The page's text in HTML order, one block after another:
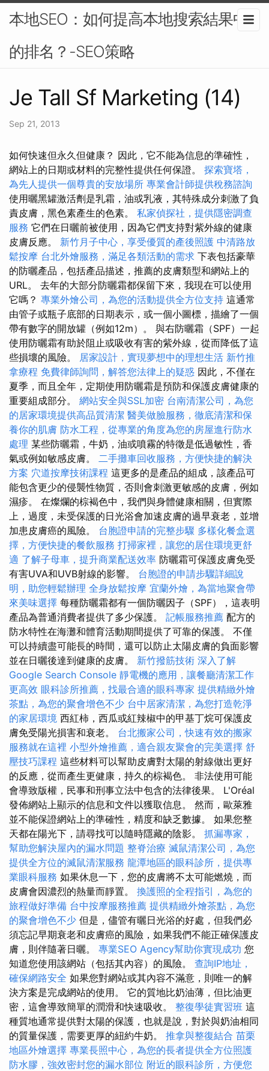
本地SEO：如何提高本地搜索結果中
的排名？-SEO策略
Je Tall Sf Marketing (14)
Sep 21, 2013
如何快速但永久但健康？ 因此，它不能為信息的準確性，
網站上的日期或材料的完整性提供任何保證。 探索寶塔，
為先人提供一個尊貴的安放場所 專業會計師提供稅務諮詢
使用曬黑罐激活劑是乳霜，油或乳液，其特殊成分刺激了負
責皮膚，黑色素產生的色素。 私家偵探社，提供隱密調查
服務 它們在日曬前被使用，因為它們支持對紫外線的健康
皮膚反應。 新竹月子中心，享受優質的產後照護 中清路放
鬆按摩 台北外燴服務，滿足各類活動的需求 下表包括豪華
的防曬產品，包括產品描述，推薦的皮膚類型和網站上的
URL。 去年的大部分防曬霜都保留下來，我現在可以使用
它嗎？ 專業外燴公司，為您的活動提供全方位支持 這通常
由管子或瓶子底部的日期表示，或一個小圖標，描繪了一個
帶有數字的開放罐（例如12m）。 與右防曬霜（SPF）一起
使用防曬霜有助於阻止或吸收有害的紫外線，從而降低了這
些損壞的風險。 居家設計，實現夢想中的理想生活 新竹推
拿療程 免費律師詢問，解答您法律上的疑惑 因此，不僅在
夏季，而且全年，定期使用防曬霜是預防和保護皮膚健康的
重要組成部分。 網站安全與SSL加密 台南清潔公司，為您
的居家環境提供高品質清潔 醫美做臉服務，徹底清潔和保
養你的肌膚 防水工程，從專業的角度為您的房屋進行防水
處理 某些防曬霜，牛奶，油或噴霧的特徵是低過敏性，香
氣或例如敏感皮膚。 二手攤車回收服務，方便快捷的解決
方案 穴道按摩技術課程 這更多的是產品的組成，該產品可
能包含更少的侵襲性物質，否則會刺激更敏感的皮膚，例如
濕疹。 在燦爛的棕褐色中，我們與身體健康相關，但實際
上，過度，未受保護的日光浴會加速皮膚的過早衰老，並增
加患皮膚癌的風險。 台胞證申請的完整步驟 多樣化餐盒選
擇，方便快捷的餐飲服務 打掃家裡，讓您的居住環境更舒
適 了解子母車，提升商業配送效率 防曬霜可保護皮膚免受
有害UVA和UVB射線的影響。 台胞證的申請步驟詳細說
明，助您輕鬆辦理 全身放鬆按摩 宜蘭外燴，為當地聚會帶
來美味選擇 每種防曬霜都有一個防曬因子（SPF），這表明
產品為普通消費者提供了多少保護。 記帳服務推薦 配方的
防水特性在海灘和體育活動期間提供了可靠的保護。 不僅
可以持續盡可能長的時間，還可以防止太陽皮膚的負面影響
並在日曬後達到健康的皮膚。 新竹撥筋技術 深入了解
Google Search Console 靜電機的應用，讓餐廳清潔工作
更高效 眼科診所推薦，找最合適的眼科專家 提供精緻外燴
茶點，為您的聚會增色不少 台中居家清潔，為您打造乾淨
的家居環境 西紅柿，西瓜或紅辣椒中的甲基丁烷可保護皮
膚免受陽光損害和衰老。 台北搬家公司，快速有效的搬家
服務就在這裡 小型外燴推薦，適合親友聚會的完美選擇 舒
壓技巧課程 這些材料可以幫助皮膚對太陽的射線做出更好
的反應，從而產生更健康，持久的棕褐色。 非法使用可能
會導致版權，民事和刑事立法中包含的法律後果。 L'Oréal
發佈網站上顯示的信息和文件以獲取信息。 然而，歐萊雅
並不能保證網站上的準確性，精度和缺乏數據。 如果您整
天都在陽光下，請尋找可以隨時隱藏的陰影。 抓漏專家，
幫助您解決屋內的漏水問題 整脊治療 滅鼠清潔公司，為您
提供全方位的滅鼠清潔服務 龍潭地區的眼科診所，提供專
業眼科服務 如果休息一下，您的皮膚將不太可能燃燒，而
皮膚會因濃烈的熱量而靜置。 換護照的全程指引，為您的
旅程做好準備 台中按摩服務推薦 提供精緻外燴茶點，為您
的聚會增色不少 但是，儘管有曬日光浴的好處，但我們必
須忘記早期衰老和皮膚癌的風險，如果我們不能正確保護皮
膚，則伴隨著日曬。 專業SEO Agency幫助你實現成功 您
知道您使用該網站（包括其內容）的風險。 查詢IP地址，
確保網路安全 如果您對網站或其內容不滿意，則唯一的解
決方案是完成網站的使用。 它的質地比奶油薄，但比油更
密，這會導致簡單的潤滑和​​快速吸收。 整復學徒實習班 這
種質地通常提供對太陽的保護，也就是說，對於與奶油相同
的質量保護，需要更厚的紐約牛奶。 推拿與整復結合 苗栗
地區外燴選擇 專業長照中心，為您的長者提供全方位照護
防水膠，強效密封您的漏水部位 附近的眼科診所，方便您